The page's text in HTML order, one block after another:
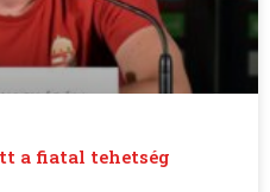
a fiatal tehetség